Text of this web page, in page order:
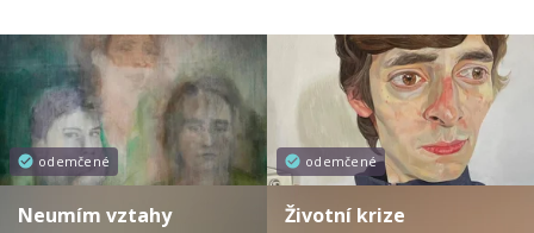
odemčené
Neumím vztahy
odemčené
Životní krize